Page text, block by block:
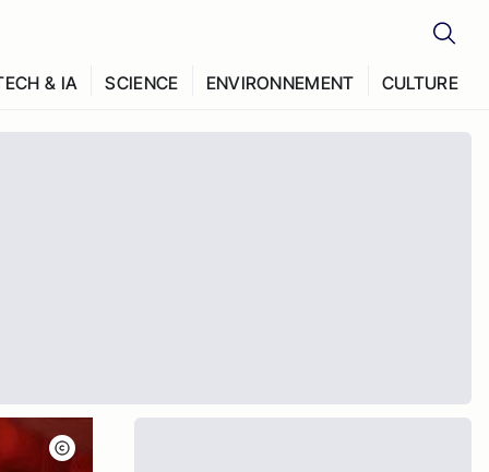
& IA SCIENCE ENVIRONNEMENT CULTURE